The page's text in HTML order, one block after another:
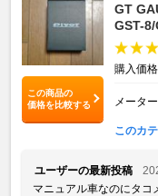
この商品の
価格を比較する
GT
GST-8/
購入価
メーター
このカ
ユーザーの最新投稿
マニュアル車なのにタコ